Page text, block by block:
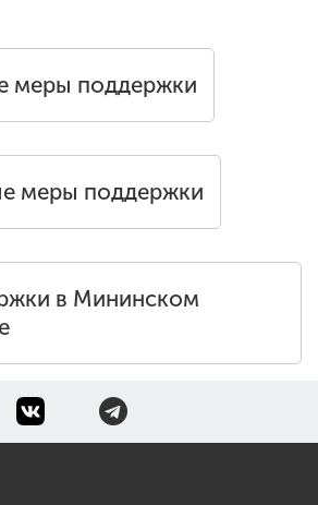
меры поддержки
меры поддержки
в Мининском